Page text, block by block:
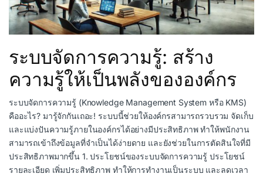
ระบบจัดการความรู้: สร้าง
ความรู้ให้เป็นพลังขององค์กร
ระบบจัดการความรู้ (Knowledge Management System หรือ KMS)
คืออะไร? มารู้จักกันเถอะ! ระบบนี้ช่วยให้องค์กรสามารถรวบรวม จัดเก็บ
และแบ่งปันความรู้ภายในองค์กรได้อย่างมีประสิทธิภาพ ทำให้พนักงาน
สามารถเข้าถึงข้อมูลที่จำเป็นได้ง่ายดาย และยังช่วยในการตัดสินใจที่มี
ประสิทธิภาพมากขึ้น 1. ประโยชน์ของระบบจัดการความรู้ ประโยชน์
รายละเอียด เพิ่มประสิทธิภาพ ทำให้การทำงานเป็นระบบ และลดเวลา